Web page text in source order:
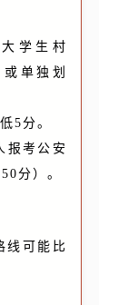
学生村
单独划
5分。
报考公安
分）。
线可能比